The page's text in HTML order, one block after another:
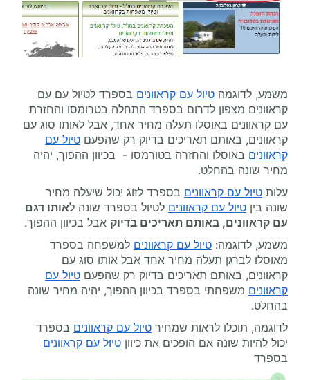
משמע, לדוגמה טיול עם קראוונים בספרד לטיול עם עם
קראוונים מצפון לדרום בספרד התחלה בטרומסו והחזרת
עם קראוונים באוסלו תעלה מחיר אחד, אבל לאותו סוג עם
קראוונים, באותם תאריכים בדיוק רק שהפעם טיול עם
קראוונים באוסלו והחזרה בטורמסו - בכיוון ההפוך, יהיה
מחיר שונה בהחלט.
עלות טיול עם קראוונים בספרד לזוג יכול שיעלה מחיר
שונה בין טיול עם קראוונים לטיול בספרד שונה לאותו דגם
עם קראוונים, באותם תאריכים בדיוק אבל בכיוון ההפוך.
משמע, לדוגמה: טיול עם קראוונים למשפחה בספרד
מאוסלו לברגן תעלה מחיר אחד אבל אותו סוג עם
קראוונים, באותם תאריכים בדיוק רק שהפעם טיול עם
קראוונים משפחתי בספרד בכיוון ההפוך, יהיה מחיר שונה
בהחלט.
לדוגמה, תוכלו לראות שמחיר טיול עם קראוונים בספרד
יכול להיות שונה אם הופכים את כיוון טיול עם קראוונים
בספרד